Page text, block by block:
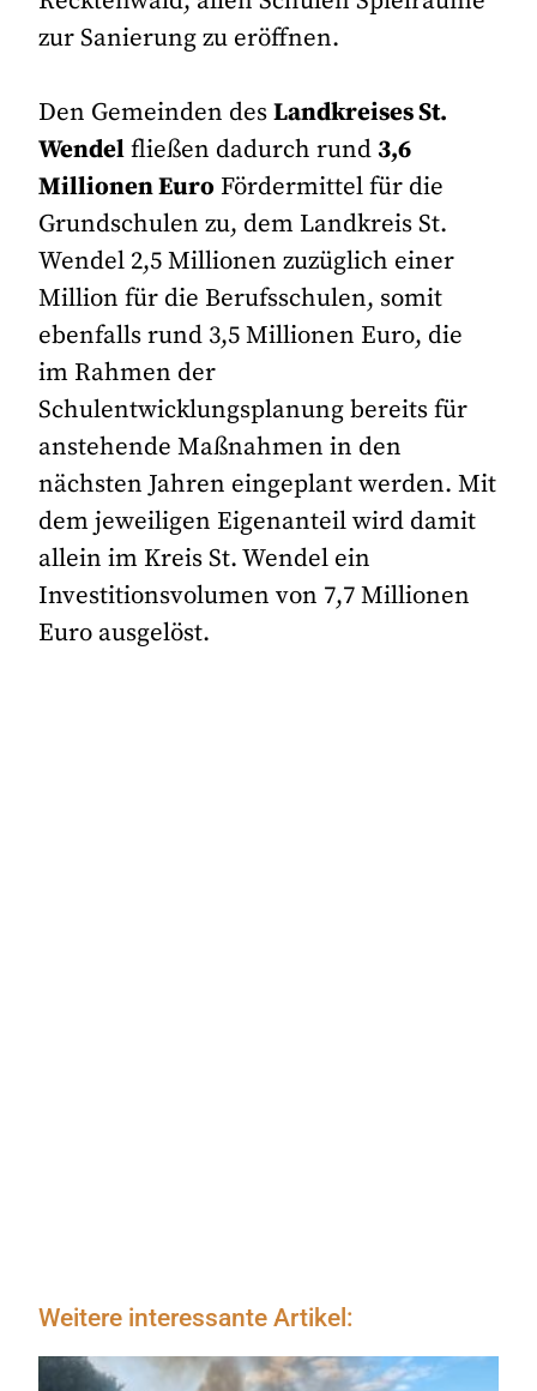
zur Sanierung zu eröffnen.
Den Gemeinden desLandkreises St.
Wendelfließen dadurch rund 3,6
Millionen Euro Fördermittel für die
Grundschulen zu, dem Landkreis St.
Wendel 2,5 Millionen zuzüglich einer
Million für die Berufsschulen, somit
ebenfalls rund 3,5 Millionen Euro, die
im Rahmen der
Schulentwicklungsplanung bereits für
anstehende Maßnahmen in den
nächsten Jahren eingeplant werden. Mit
dem jeweiligen Eigenanteil wird damit
allein im Kreis St. Wendel ein
Investitionsvolumen von 7,7 Millionen
Euro ausgelöst.
Weitere interessante Artikel: